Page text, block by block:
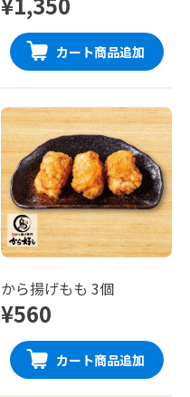
カート商品追加
から揚げもも 3個
¥560
カート商品追加